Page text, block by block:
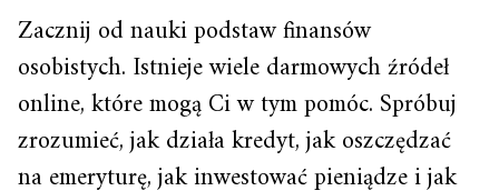
Zacznij od nauki podstaw finansów
osobistych. Istnieje wiele darmowych źródeł
online, które mogą Ci w tym pomóc. Spróbuj
zrozumieć, jak działa kredyt, jak oszczędzać
na emeryturę, jak inwestować pieniądze i jak